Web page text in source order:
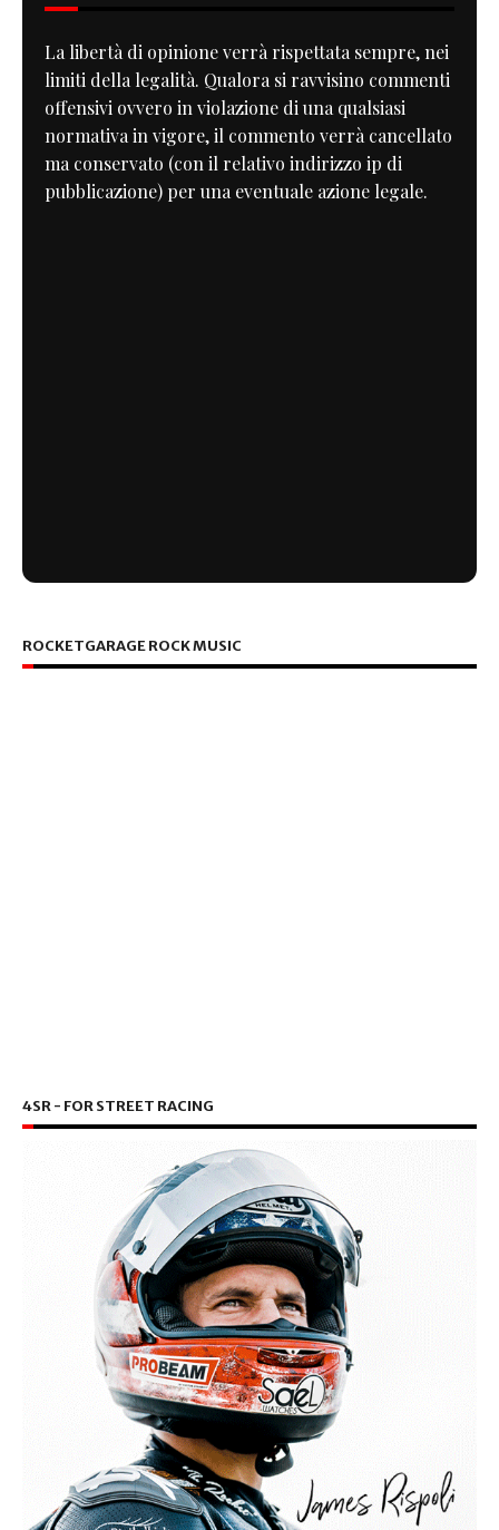
La libertà di opinione verrà rispettata sempre, nei
limiti della legalità. Qualora si ravvisino commenti
offensivi ovvero in violazione di una qualsiasi
normativa in vigore, il commento verrà cancellato
ma conservato (con il relativo indirizzo ip di
pubblicazione) per una eventuale azione legale.
ROCKETGARAGE ROCK MUSIC
4SR - FOR STREET RACING